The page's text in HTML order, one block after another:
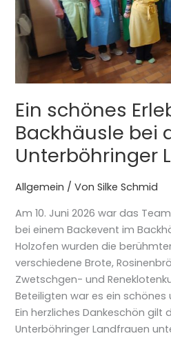
Ein schönes
Backhäusle bei
Unterböhringer
Allgemein / VonSilke Schmid
Am 10. Juni 2026 war das
bei einem Backevent im
Holzofen wurden die
verschiedene Brote,
Zwetschgen- und
Beteiligten war es ein schönes
Ein herzliches Dankeschön
Unterböhringer Landfrauen
bei
den
Unterböhringer
Landfrauen